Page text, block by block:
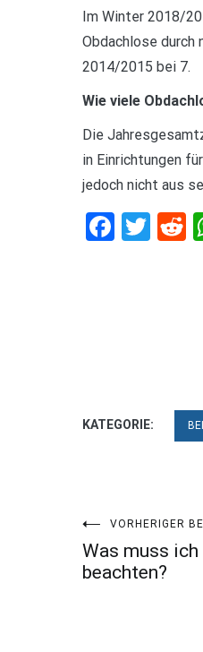
Im Winter 2018/
Obdachlose durch
2014/2015 bei 7.
Wie viele
Die
in Einrichtungen
jedoch nicht aus
KATEGORIE:
VORHERIGER
Was muss ich
beachten?